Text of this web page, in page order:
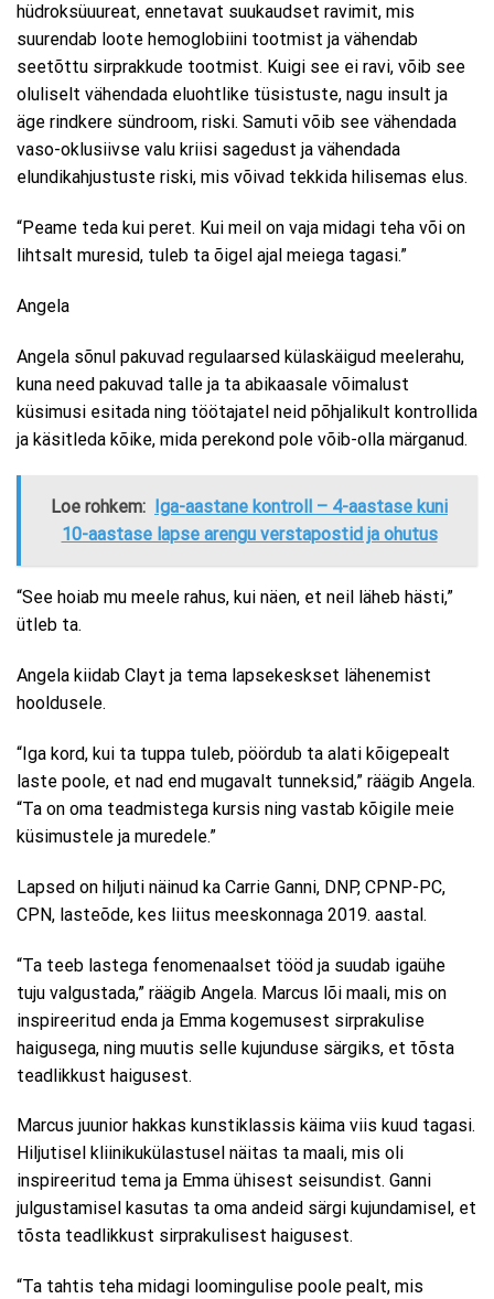
hüdroksüuureat, ennetavat suukaudset ravimit, mis
suurendab loote hemoglobiini tootmist ja vähendab
seetõttu sirprakkude tootmist. Kuigi see ei ravi, võib see
oluliselt vähendada eluohtlike tüsistuste, nagu insult ja
äge rindkere sündroom, riski. Samuti võib see vähendada
vaso-oklusiivse valu kriisi sagedust ja vähendada
elundikahjustuste riski, mis võivad tekkida hilisemas elus.
“Peame teda kui peret. Kui meil on vaja midagi teha või on
lihtsalt muresid, tuleb ta õigel ajal meiega tagasi.”
Angela
Angela sõnul pakuvad regulaarsed külaskäigud meelerahu,
kuna need pakuvad talle ja ta abikaasale võimalust
küsimusi esitada ning töötajatel neid põhjalikult kontrollida
ja käsitleda kõike, mida perekond pole võib-olla märganud.
Loe rohkem:
Iga-aastane kontroll – 4-aastase kuni
10-aastase lapse arengu verstapostid ja ohutus
“See hoiab mu meele rahus, kui näen, et neil läheb hästi,”
ütleb ta.
Angela kiidab Clayt ja tema lapsekeskset lähenemist
hooldusele.
“Iga kord, kui ta tuppa tuleb, pöördub ta alati kõigepealt
laste poole, et nad end mugavalt tunneksid,” räägib Angela.
“Ta on oma teadmistega kursis ning vastab kõigile meie
küsimustele ja muredele.”
Lapsed on hiljuti näinud ka Carrie Ganni, DNP, CPNP-PC,
CPN, lasteõde, kes liitus meeskonnaga 2019. aastal.
“Ta teeb lastega fenomenaalset tööd ja suudab igaühe
tuju valgustada,” räägib Angela. Marcus lõi maali, mis on
inspireeritud enda ja Emma kogemusest sirprakulise
haigusega, ning muutis selle kujunduse särgiks, et tõsta
teadlikkust haigusest.
Marcus juunior hakkas kunstiklassis käima viis kuud tagasi.
Hiljutisel kliinikukülastusel näitas ta maali, mis oli
inspireeritud tema ja Emma ühisest seisundist. Ganni
julgustamisel kasutas ta oma andeid särgi kujundamisel, et
tõsta teadlikkust sirprakulisest haigusest.
“Ta tahtis teha midagi loomingulise poole pealt, mis